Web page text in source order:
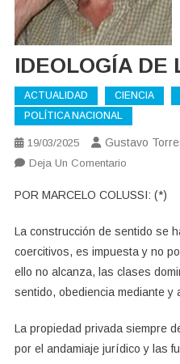
IDEOLOGÍA DE
ACTUALIDAD CIENCIA
POLÍTICA NACIONAL
19/03/2025 Gustavo
Deja Un ComentarioEn
DE
PALOS
POR MARCELO COLUSSI: (*)
La construcción de sentido se
coercitivos, es impuesta y no
ello no alcanza, las clases
sentido, obediencia mediante y
La propiedad privada siempre
por el andamiaje jurídico y las